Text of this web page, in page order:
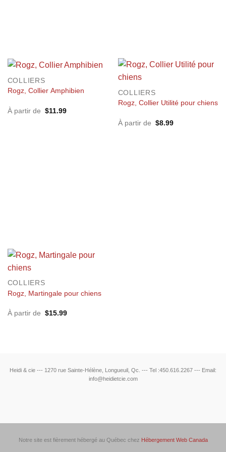
COLLIERS
Rogz, Collier Amphibien
À partir de $11.99
COLLIERS
Rogz, Collier Utilité pour chiens
À partir de $8.99
COLLIERS
Rogz, Martingale pour chiens
À partir de $15.99
Heidi & cie --- 1270 rue Sainte-Hélène, Longueuil, Qc. --- Tel :450.616.2267 --- Email:
info@heidietcie.com
Notre site est fièrement hébergé au Québec chez Hébergement Web Canada